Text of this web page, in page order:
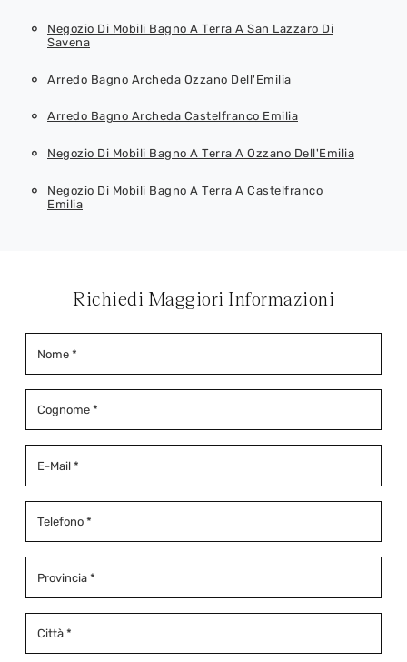
Negozio Di Mobili Bagno A Terra A San Lazzaro Di
Savena
Arredo Bagno Archeda Ozzano Dell'Emilia
Arredo Bagno Archeda Castelfranco Emilia
Negozio Di Mobili Bagno A Terra A Ozzano Dell'Emilia
Negozio Di Mobili Bagno A Terra A Castelfranco
Emilia
Richiedi Maggiori Informazioni